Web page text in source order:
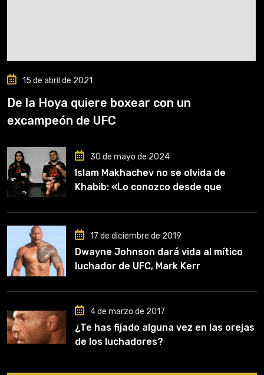
15 de abril de 2021
De la Hoya quiere boxear con un
excampeón de UFC
30 de mayo de 2024
Islam Makhachev no se olvida de
Khabib: «Lo conozco desde que
clave en mi carrera»
17 de diciembre de 2019
Dwayne Johnson dará vida al mítico
luchador de UFC, Mark Kerr
4 de marzo de 2017
¿Te has fijado alguna vez en las orejas
de los luchadores?